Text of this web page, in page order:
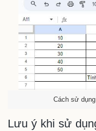
Cách sử
Lưu ý khi sử